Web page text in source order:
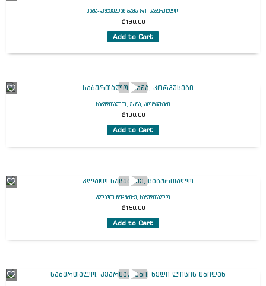
ვაჟა-ფშაველას გამზირი, საბურთალო
₾190.00
Add to Cart
საბურთალო, ვაჟა, კორპუსები
₾190.00
Add to Cart
პლატო ნუცუბიძე, საბურთალო
₾150.00
Add to Cart